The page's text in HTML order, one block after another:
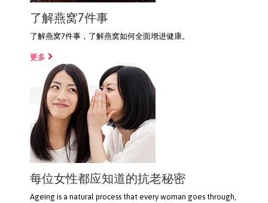
了解燕窝7件事
了解燕窝7件事，了解燕窝如何全面增进健康。
更多
每位女性都应知道的抗老秘密
Ageing is a natural process that every woman goes through,